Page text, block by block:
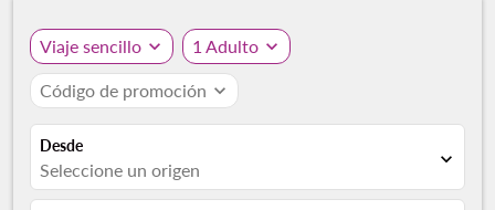
Viaje sencillo expand_more 1 Adulto expand_more
Código de promoción expand_more
Desde
Seleccione un origen expand_more